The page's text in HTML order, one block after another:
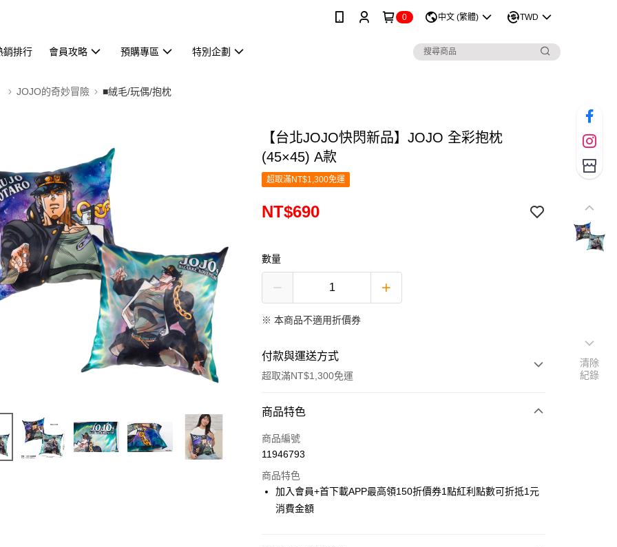
0 中文 (繁體) TWD
銷排行 會員攻略 預購專區 特別企劃
JOJO的奇妙冒險 ■絨毛/玩偶/抱枕
【台北JOJO快閃新品】JOJO 全彩抱枕
(45×45) A款
超取滿NT$1,300免運
NT$690
數量
※ 本商品不適用折價券
付款與運送方式
超取滿NT$1,300免運
付款方式
信用卡一次付款
LINE Pay
Apple Pay
商品特色
商品編號
11946793
商品特色
加入會員+首下載APP最高領150折價券1點紅利點數可折抵1元
消費金額
清除
紀錄